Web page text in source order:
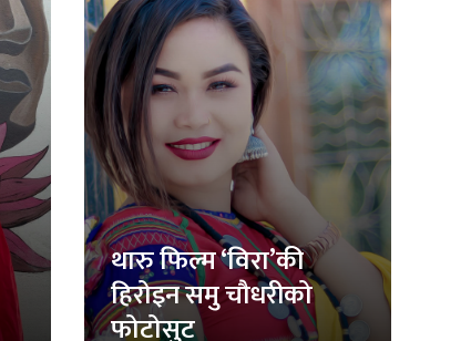
थारु फिल्म ‘विरा’की
हिरोइन समु चौधरीको
फोटोसुट